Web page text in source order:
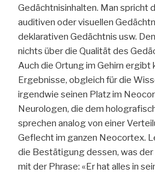
Gedächtnisinhalten. Man spricht
auditiven oder visuellen
deklarativen Gedächtnis usw.
nichts über die Qualität des
Auch die Ortung im Gehirn ergibt
Ergebnisse, obgleich für die
irgendwie seinen Platz im
Neurologen, die dem
sprechen analog von einer
Geflecht im ganzen Neocortex.
die Bestätigung dessen, was
mit der Phrase: «Er hat alles in